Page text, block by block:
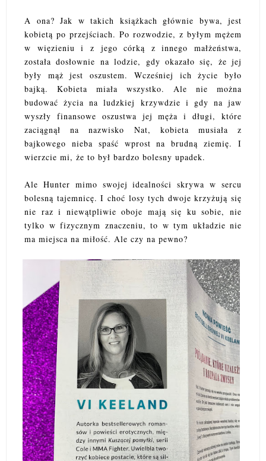
A ona? Jak w takich książkach głównie bywa, jest
kobietą po przejściach. Po rozwodzie, z byłym mężem
w więzieniu i z jego córką z innego małżeństwa,
została dosłownie na lodzie, gdy okazało się, że jej
były mąż jest oszustem. Wcześniej ich życie było
bajką. Kobieta miała wszystko. Ale nie można
budować życia na ludzkiej krzywdzie i gdy na jaw
wyszły finansowe oszustwa jej męża i długi, które
zaciągnął na nazwisko Nat, kobieta musiała z
bajkowego nieba spaść wprost na brudną ziemię. I
wierzcie mi, że to był bardzo bolesny upadek.
Ale Hunter mimo swojej idealności skrywa w sercu
bolesną tajemnicę. I choć losy tych dwoje krzyżują się
nie raz i niewątpliwie oboje mają się ku sobie, nie
tylko w fizycznym znaczeniu, to w tym układzie nie
ma miejsca na miłość. Ale czy na pewno?